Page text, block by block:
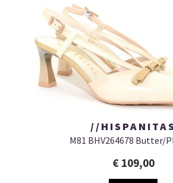
//
M81 BHV264678 Butter/
€ 109,00